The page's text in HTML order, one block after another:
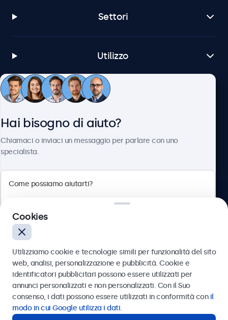
Settori
Utilizzo
Servizio Clienti
Italiano
Hai bisogno di aiuto?
Chiamaci o inviaci un messaggio per parlare con uno
specialista.
Inviare
Oppure chiamaci al
Cookies
Utilizziamo cookie e tecnologie simili per funzionalità del sito
web, analisi, personalizzazione e pubblicità. Cookie e
identificatori pubblicitari possono essere utilizzati per
annunci personalizzati e non personalizzati. Con il Suo
consenso, i dati possono essere utilizzati in conformità con il
modo in cui Google utilizza i dati.